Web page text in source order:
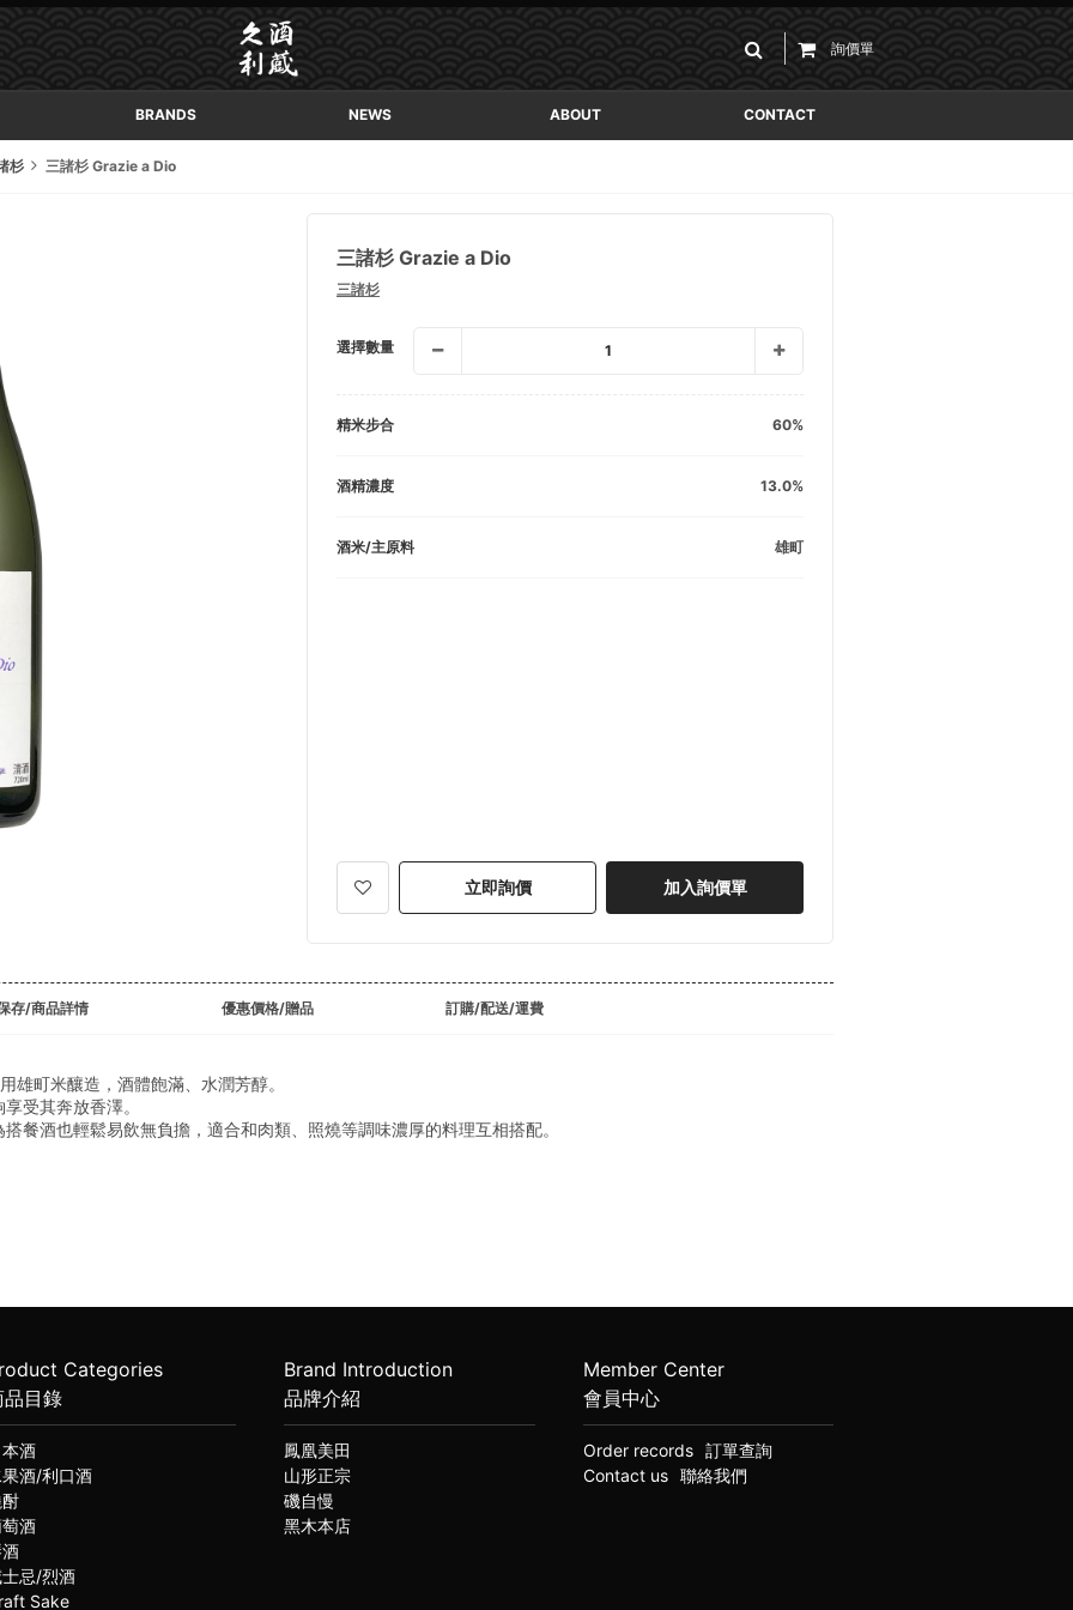
詢價單
BRANDS NEWS ABOUT CONTACT
杉 三諸杉 Grazie a Dio
三諸杉 Grazie a Dio
三諸杉
選擇數量 1
精米步合 60
酒精濃度 13.0
酒米/主原料 雄町
立即詢價 加入詢價單
存/商品詳情 優惠價格/贈品 訂購/配送/運費
雄町米釀造，酒體飽滿、水潤芳醇。
受其奔放香澤。
餐酒也輕鬆易飲無負擔，適合和肉類、照燒等調味濃厚的料理互相搭配。
Categories
品目錄
酒
酒/利口酒
酒
忌/烈酒
Sake
Brand Introduction
品牌介紹
鳳凰美田
山形正宗
磯自慢
黑木本店
Member Center
會員中心
Order records
訂單查詢
Contact us
聯絡我們